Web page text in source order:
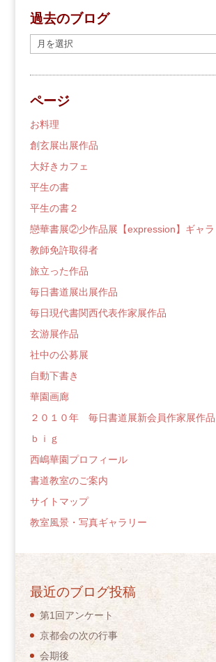
過去のブログ
去
の
ロ
グ
ページ
お料理
創玄展出展作品
大好きカフェ
平生の書
平生の書２
戀華書展②少作品展【expression】ギャラ
教師免許取得者
旅立った作品
毎日書道展出展作品
毎日現代書関西代表作家展作品
玄游展作品
社中の公募展
自動下書き
華園画廊
２０１０年 毎日書道展新会員作家展作品
ｂｉｇ
西嶋華園プロフィール
書道教室のご案内
サイトマップ
教室風景・写真ギャラリー
最近のブログ投稿
第1回アンケート
京都会の次の行事
会期後